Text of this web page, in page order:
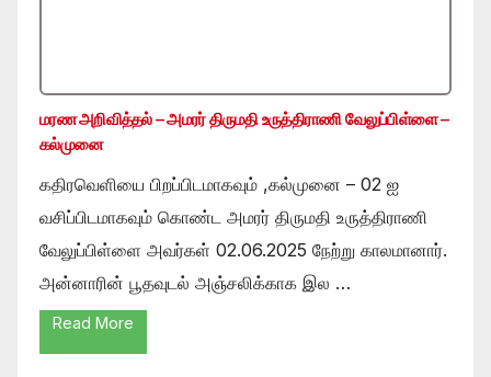
மரண அறிவித்தல் – அமரர் திருமதி உருத்திராணி வேலுப்பிள்ளை –
கல்முனை
கதிரவெளியை பிறப்பிடமாகவும் ,கல்முனை – 02 ஐ
வசிப்பிடமாகவும் கொண்ட அமரர் திருமதி உருத்திராணி
வேலுப்பிள்ளை அவர்கள் 02.06.2025 நேற்று காலமானார்.
அன்னாரின் பூதவுடல் அஞ்சலிக்காக இல …
Read More